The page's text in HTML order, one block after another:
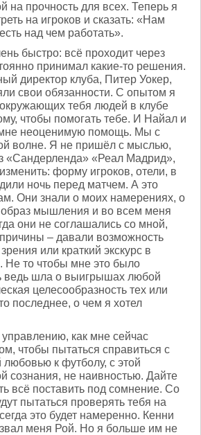
на прочность для всех. Теперь я
на игроков и сказать: «Нам
над чем работать».
быстро: всё проходит через
принимал какие-то решения.
директор клуба, Питер Уокер,
свои обязанности. С опытом я
тебя людей в клубе
чтобы помогать тебе. И Найал и
неоценимую помощь. Мы с
волне. Я не пришёл с мыслью,
«Сандерленда» «Реал Мадрид»,
форму игроков, отели, в
ночь перед матчем. А это
Они знали о моих намерениях, о
образ мышления и во всем меня
они не соглашались со мной,
– давали возможность
или краткий экскурс в
Не то чтобы мне это было
ведь шла о выигрышах любой
целесообразность тех или
последнее, о чем я хотел
как мне сейчас
чтобы пытаться справиться с
любовью к футболу, с этой
сознания, не наивностью. Дайте
всё поставить под сомнение. Со
пытаться проверять тебя на
это будет намеренно. Кенни
звал меня Рой. Но я больше им не